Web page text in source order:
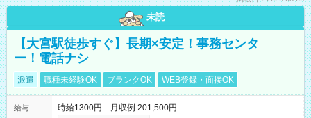
未読
【大宮駅徒歩すぐ】長期×安定！事務センタ
ー！電話ナシ
派遣 職種未経験OK ブランクOK WEB登録・面接OK
給与 時給1300円 月収例 201,500円